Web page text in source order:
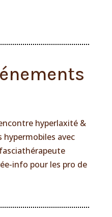
hyperlaxité &
hypermobiles avec
info pour les pro de